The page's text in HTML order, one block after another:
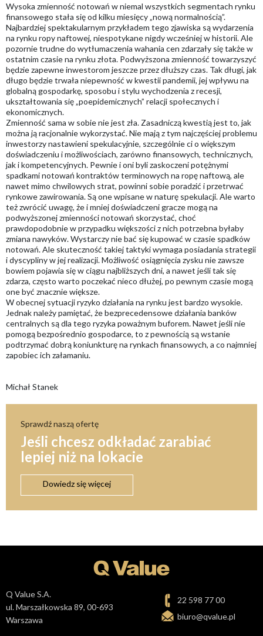
Wysoka zmienność notowań w niemal wszystkich segmentach rynku
finansowego stała się od kilku miesięcy „nową normalnością”.
Najbardziej spektakularnym przykładem tego zjawiska są wydarzenia
na rynku ropy naftowej, niespotykane nigdy wcześniej w historii. Ale
pozornie trudne do wytłumaczenia wahania cen zdarzały się także w
ostatnim czasie na rynku złota. Podwyższona zmienność towarzyszyć
będzie zapewne inwestorom jeszcze przez dłuższy czas. Tak długi, jak
długo będzie trwała niepewność w kwestii pandemii, jej wpływu na
globalną gospodarkę, sposobu i stylu wychodzenia z recesji,
ukształtowania się „poepidemicznych” relacji społecznych i
ekonomicznych.
Zmienność sama w sobie nie jest zła. Zasadniczą kwestią jest to, jak
można ją racjonalnie wykorzystać. Nie mają z tym najczęściej problemu
inwestorzy nastawieni spekulacyjnie, szczególnie ci o większym
doświadczeniu i możliwościach, zarówno finansowych, technicznych,
jak i kompetencyjnych. Pewnie i oni byli zaskoczeni potężnymi
spadkami notowań kontraktów terminowych na ropę naftową, ale
nawet mimo chwilowych strat, powinni sobie poradzić i przetrwać
rynkowe zawirowania. Są one wpisane w naturę spekulacji. Ale warto
też zwrócić uwagę, że i mniej doświadczeni gracze mogą na
podwyższonej zmienności notowań skorzystać, choć
prawdopodobnie w przypadku większości z nich potrzebna byłaby
zmiana nawyków. Wystarczy nie bać się kupować w czasie spadków
notowań. Ale skuteczność takiej taktyki wymaga posiadania strategii
i dyscypliny w jej realizacji. Możliwość osiągnięcia zysku nie zawsze
bowiem pojawia się w ciągu najbliższych dni, a nawet jeśli tak się
zdarza, często warto poczekać nieco dłużej, po pewnym czasie mogą
one być znacznie większe.
W obecnej sytuacji ryzyko działania na rynku jest bardzo wysokie.
Jednak należy pamiętać, że bezprecedensowe działania banków
centralnych są dla tego ryzyka poważnym buforem. Nawet jeśli nie
pomogą bezpośrednio gospodarce, to z pewnością są wstanie
podtrzymać dobrą koniunkturę na rynkach finansowych, a co najmniej
zapobiec ich załamaniu.
Michał Stanek
Sprawdź naszą ofertę
Jeśli chcesz odkładać zarabiać
lepiej niż na lokacie
Dowiedz się więcej
Q Value S.A.
ul. Marszałkowska 89, 00-693
Warszawa
22 598 77 00
biuro@qvalue.pl